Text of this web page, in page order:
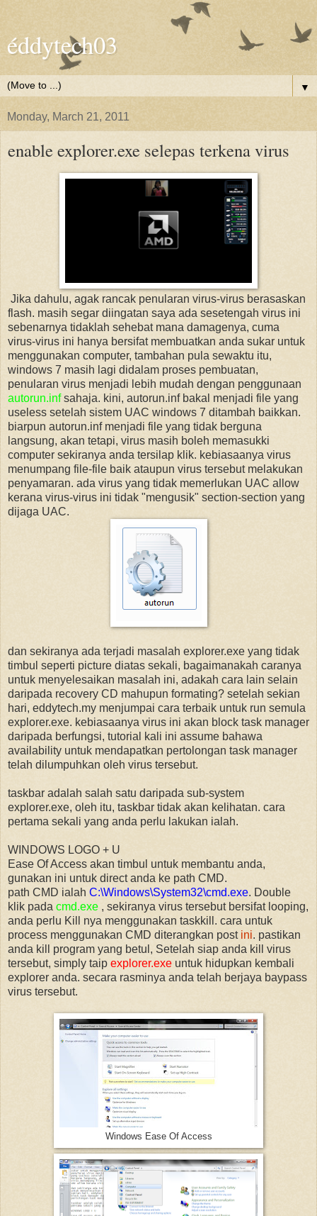
éddytech03
▼
Monday, March 21, 2011
enable explorer.exe selepas terkena virus
Jika dahulu, agak rancak penularan virus-virus berasaskan
flash. masih segar diingatan saya ada sesetengah virus ini
sebenarnya tidaklah sehebat mana damagenya, cuma
virus-virus ini hanya bersifat membuatkan anda sukar untuk
menggunakan computer, tambahan pula sewaktu itu,
windows 7 masih lagi didalam proses pembuatan,
penularan virus menjadi lebih mudah dengan penggunaan
autorun.infsahaja. kini, autorun.inf bakal menjadi file yang
useless setelah sistem UAC windows 7 ditambah baikkan.
biarpun autorun.inf menjadi file yang tidak berguna
langsung, akan tetapi, virus masih boleh memasukki
computer sekiranya anda tersilap klik. kebiasaanya virus
menumpang file-file baik ataupun virus tersebut melakukan
penyamaran. ada virus yang tidak memerlukan UAC allow
kerana virus-virus ini tidak "mengusik" section-section yang
dijaga UAC.
dan sekiranya ada terjadi masalah explorer.exe yang tidak
timbul seperti picture diatas sekali, bagaimanakah caranya
untuk menyelesaikan masalah ini, adakah cara lain selain
daripada recovery CD mahupun formating? setelah sekian
hari, eddytech.my menjumpai cara terbaik untuk run semula
explorer.exe. kebiasaanya virus ini akan block task manager
daripada berfungsi, tutorial kali ini assume bahawa
availability untuk mendapatkan pertolongan task manager
telah dilumpuhkan oleh virus tersebut.
taskbar adalah salah satu daripada sub-system
explorer.exe, oleh itu, taskbar tidak akan kelihatan. cara
pertama sekali yang anda perlu lakukan ialah.
WINDOWS LOGO + U
Ease Of Access akan timbul untuk membantu anda,
gunakan ini untuk direct anda ke path CMD.
path CMD ialah C:\Windows\System32\cmd.exe. Double
klik pada cmd.exe , sekiranya virus tersebut bersifat looping,
anda perlu Kill nya menggunakan taskkill. cara untuk
process menggunakan CMD diterangkan post ini. pastikan
anda kill program yang betul, Setelah siap anda kill virus
tersebut, simply taip explorer.exe untuk hidupkan kembali
explorer anda. secara rasminya anda telah berjaya baypass
virus tersebut.
Windows Ease Of Access